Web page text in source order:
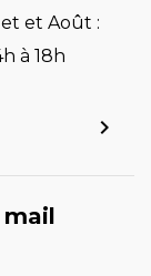
et Août :
à 18h
mail